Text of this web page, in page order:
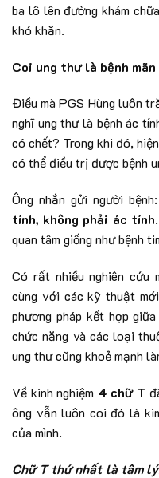
ba lô lên đường khám
khó khăn.
Coi ung thư là bệnh
Điều mà PGS Hùng luôn
nghĩ ung thư là bệnh ác
có chết? Trong khi đó,
có thể điều trị được bệnh
Ông nhắn gửi người bệnh:
tính, không phải ác tính
quan tâm giống như bệnh
Có rất nhiều nghiên cứu
cùng với các kỹ thuật
phương pháp kết hợp
chức năng và các loại
ung thư cũng khoẻ mạnh
Về kinh nghiệm 4 chữ T
ông vẫn luôn coi đó là
của mình.
Chữ T thứ nhất là tâm lý